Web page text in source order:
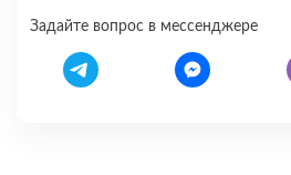
Задайте вопрос в мессенджере